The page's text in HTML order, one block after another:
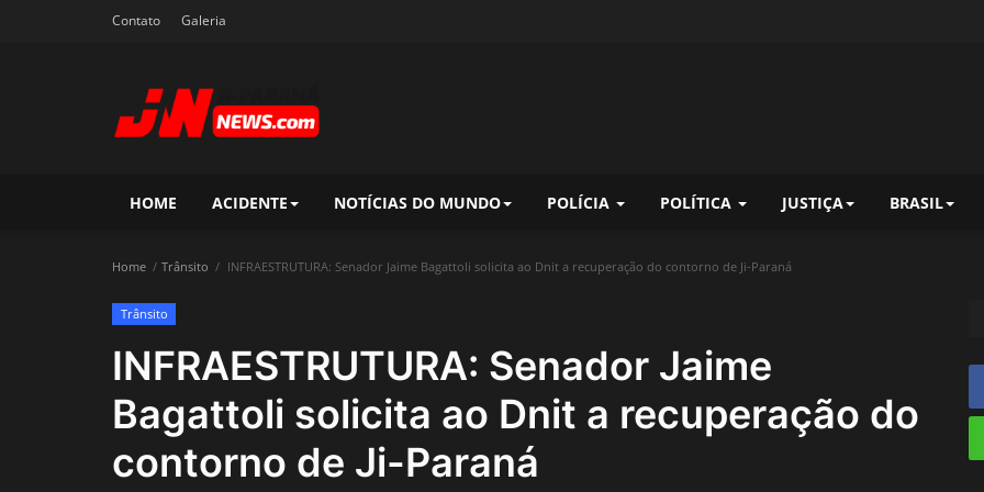
Contato Galeria
HOME ACIDENTE NOTÍCIAS DO MUNDO POLÍCIA POLÍTICA JUSTIÇA BRASIL
Home Trânsito INFRAESTRUTURA: Senador Jaime Bagattoli solicita ao Dnit a recuperação do contorno de Ji-Paraná
Trânsito
INFRAESTRUTURA: Senador Jaime
Bagattoli solicita ao Dnit a recuperação do
contorno de Ji-Paraná